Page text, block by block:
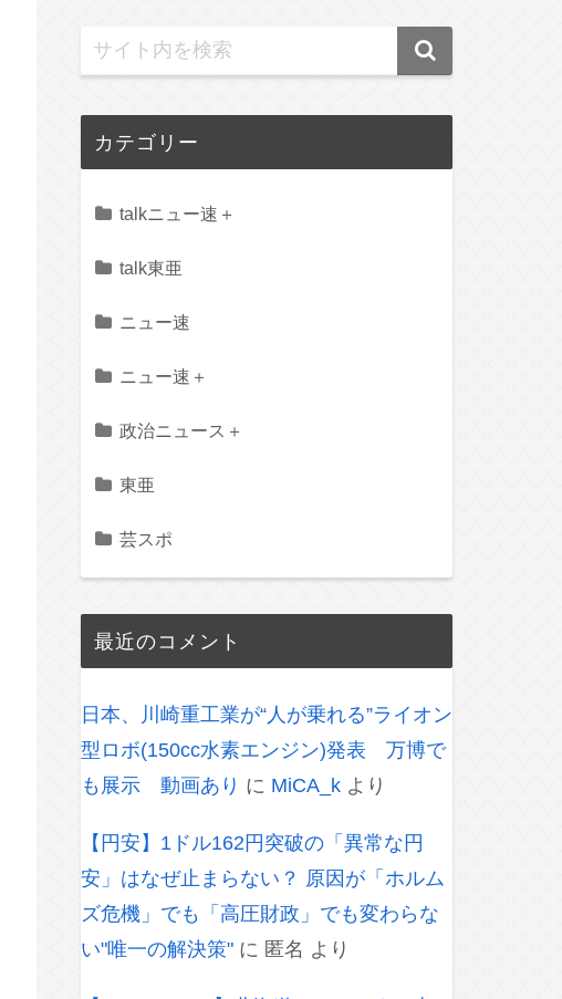
カテゴリー
talkニュー速＋
talk東亜
ニュー速
ニュー速＋
政治ニュース＋
東亜
芸スポ
最近のコメント
日本、川崎重工業が“人が乗れる”ライオン
型ロボ(150cc水素エンジン)発表 万博で
も展示 動画あり に MiCA_k より
【円安】1ドル162円突破の「異常な円
安」はなぜ止まらない？ 原因が「ホルム
ズ危機」でも「高圧財政」でも変わらな
い"唯一の解決策" に 匿名 より